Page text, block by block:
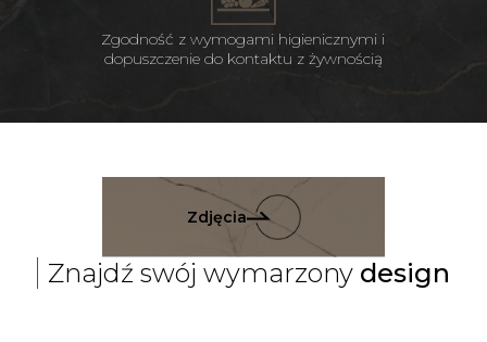
Zgodność z wymogami higienicznymi i
dopuszczenie do kontaktu z żywnością
Zdjęcia
Znajdź swój wymarzony design